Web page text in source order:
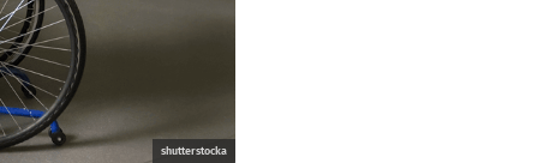
shutterstocka